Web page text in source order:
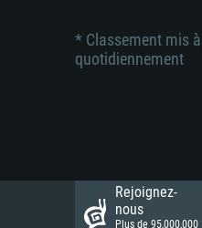
* Classement mis
quotidiennement
Rejoignez-
nous
Plus de 95,000,000